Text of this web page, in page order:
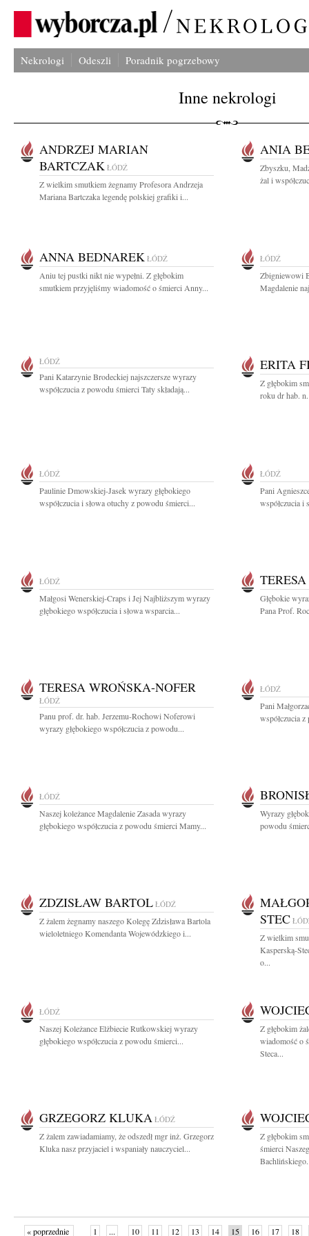
Nekrologi Odeszli Poradnik pogrzebowy
Inne nekrologi
ANDRZEJ MARIAN
BARTCZAK ŁÓDŹ
Z wielkim smutkiem żegnamy Profesora Andrzeja
Mariana Bartczaka legendę polskiej grafiki i...
ANIA
Zbyszku,
żal i
ANNA BEDNAREK ŁÓDŹ
Aniu tej pustki nikt nie wypełni. Z głębokim
smutkiem przyjęliśmy wiadomość o śmierci Anny...
ŁÓDŹ
Zbigniewowi
Magdalenie
ŁÓDŹ
Pani Katarzynie Brodeckiej najszczersze wyrazy
współczucia z powodu śmierci Taty składają...
ERITA
Z głębokim
roku dr hab.
ŁÓDŹ
Paulinie Dmowskiej-Jasek wyrazy głębokiego
współczucia i słowa otuchy z powodu śmierci...
ŁÓDŹ
Pani
współczucia i
ŁÓDŹ
Małgosi Wenerskiej-Craps i Jej Najbliższym wyrazy
głębokiego współczucia i słowa wsparcia...
Głębokie
Pana Prof.
TERESA WROŃSKA-NOFER
ŁÓDŹ
Panu prof. dr. hab. Jerzemu-Rochowi Noferowi
wyrazy głębokiego współczucia z powodu...
ŁÓDŹ
Pani
współczucia
ŁÓDŹ
Naszej koleżance Magdalenie Zasada wyrazy
głębokiego współczucia z powodu śmierci Mamy...
Wyrazy
powodu
ZDZISŁAW BARTOL ŁÓDŹ
Z żalem żegnamy naszego Kolegę Zdzisława Bartola
wieloletniego Komendanta Wojewódzkiego i...
STEC
Z wielkim
Kasperską-
o...
ŁÓDŹ
Naszej Koleżance Elżbiecie Rutkowskiej wyrazy
głębokiego współczucia z powodu śmierci...
Z głębokim
wiadomość o
Steca...
GRZEGORZ KLUKA ŁÓDŹ
Z żalem zawiadamiamy, że odszedł mgr inż. Grzegorz
Kluka nasz przyjaciel i wspaniały nauczyciel...
Z głębokim
śmierci
« poprzednie 1 ... 10 11 12 13 14 15 16 17 18